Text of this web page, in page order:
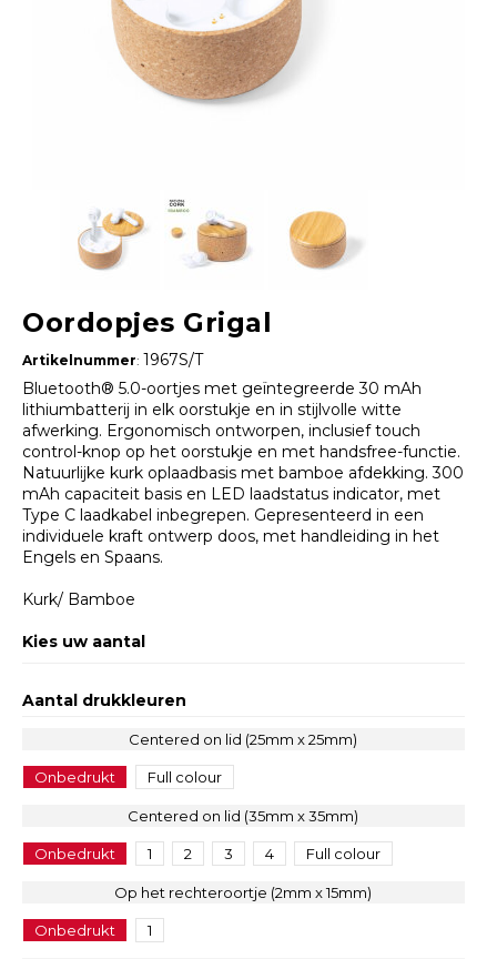
Oordopjes Grigal
Artikelnummer: 1967S/T
Bluetooth® 5.0-oortjes met geïntegreerde 30 mAh
lithiumbatterij in elk oorstukje en in stijlvolle witte
afwerking. Ergonomisch ontworpen, inclusief touch
control-knop op het oorstukje en met handsfree-functie.
Natuurlijke kurk oplaadbasis met bamboe afdekking. 300
mAh capaciteit basis en LED laadstatus indicator, met
Type C laadkabel inbegrepen. Gepresenteerd in een
individuele kraft ontwerp doos, met handleiding in het
Engels en Spaans.
Kurk/ Bamboe
Kies uw aantal
Aantal drukkleuren
Centered on lid (25mm x 25mm)
Onbedrukt Full colour
Centered on lid (35mm x 35mm)
Onbedrukt 1 2 3 4 Full colour
Op het rechteroortje (2mm x 15mm)
Onbedrukt 1